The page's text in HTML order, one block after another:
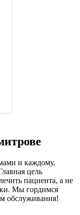
и каждому,
цель
пациента, а не
Мы гордимся
обслуживания!